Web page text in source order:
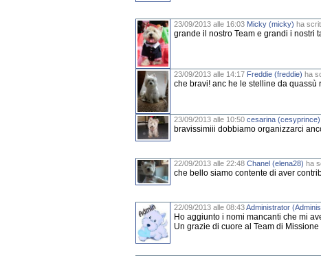
23/09/2013 alle 16:03 Micky (micky) ha
grande il nostro Team e grandi i nostri
23/09/2013 alle 14:17 Freddie (freddie) ha
che bravi! anc he le stelline da quassù
23/09/2013 alle 10:50 cesarina (cesyprince)
bravissimiii dobbiamo organizzarci
22/09/2013 alle 22:48 Chanel (elena28) ha
che bello siamo contente di aver
22/09/2013 alle 08:43Administrator
Ho aggiunto i nomi mancanti che mi
Un grazie di cuore al Team di